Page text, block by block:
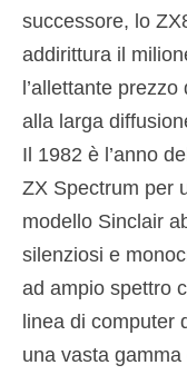
successore, lo
addirittura il
l’allettante
alla larga
Il 1982 è l’anno
ZX Spectrum per
modello Sinclair
silenziosi e
ad ampio spettro
linea di computer
una vasta